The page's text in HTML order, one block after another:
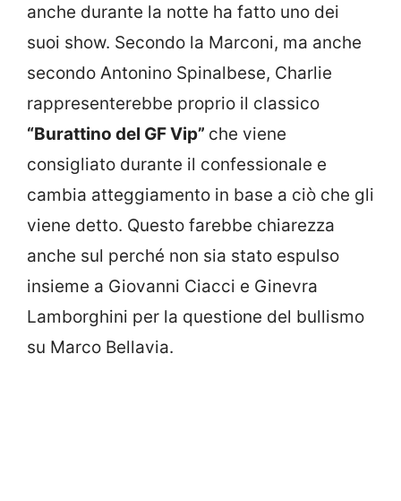
anche durante la notte ha fatto uno dei
suoi show. Secondo la Marconi, ma anche
secondo Antonino Spinalbese, Charlie
rappresenterebbe proprio il classico
“Burattino del GF Vip” che viene
consigliato durante il confessionale e
cambia atteggiamento in base a ciò che gli
viene detto. Questo farebbe chiarezza
anche sul perché non sia stato espulso
insieme a Giovanni Ciacci e Ginevra
Lamborghini per la questione del bullismo
su Marco Bellavia.